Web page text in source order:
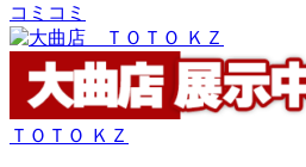
コミコミ
ＴＯＴＯ ＫＺ